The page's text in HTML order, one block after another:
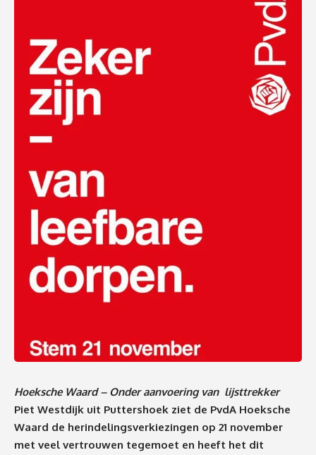
Hoeksche Waard – Onder aanvoering van lijsttrekker
Piet Westdijk uit Puttershoek ziet de PvdA Hoeksche
Waard de herindelingsverkiezingen op 21 november
met veel vertrouwen tegemoet en heeft het dit